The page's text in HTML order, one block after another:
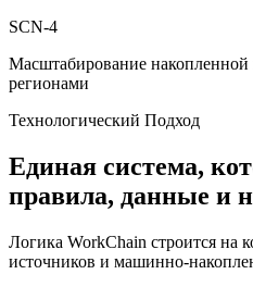
SCN-4
Масштабирование
регионами
Технологический Подход
Единая система,
правила, данные и
Логика WorkChain строится на
источников и машинно-